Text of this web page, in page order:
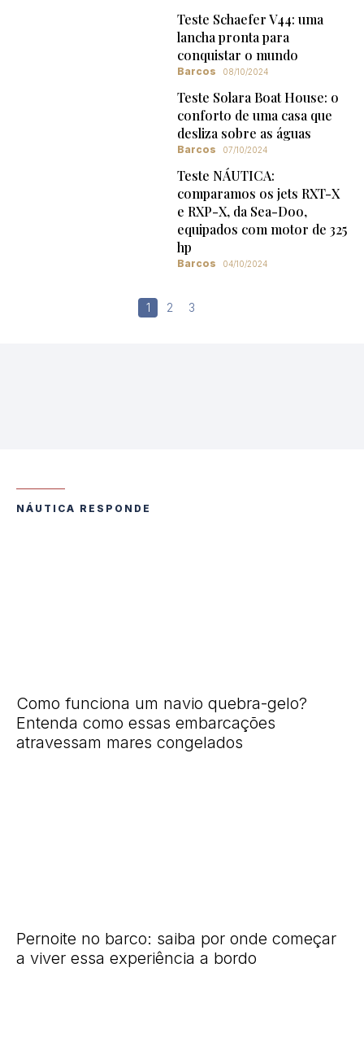
Teste Schaefer V44: uma
lancha pronta para
conquistar o mundo
Barcos 08/10/2024
Teste Solara Boat House: o
conforto de uma casa que
desliza sobre as águas
Barcos 07/10/2024
Teste NÁUTICA:
comparamos os jets RXT-X
e RXP-X, da Sea-Doo,
equipados com motor de 325
hp
Barcos 04/10/2024
Paginação
1 2 3
NÁUTICA RESPONDE
Como funciona um navio quebra-gelo?
Entenda como essas embarcações
atravessam mares congelados
Pernoite no barco: saiba por onde começar
a viver essa experiência a bordo